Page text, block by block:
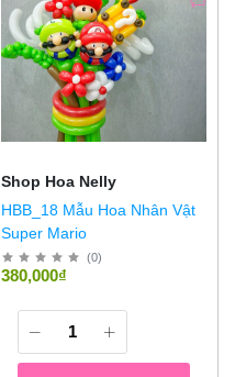
Shop Hoa Nelly
HBB_18 Mẫu Hoa Nhân Vật
Super Mario
(0)
380,000₫